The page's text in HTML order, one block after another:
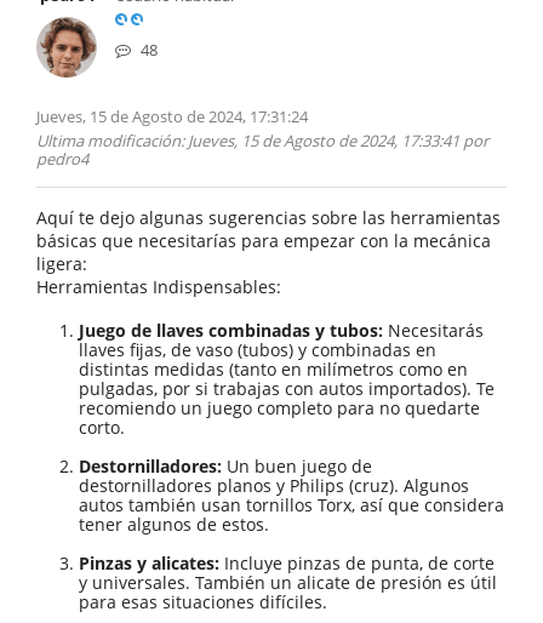
48
Jueves, 15 de Agosto de 2024, 17:31:24
Ultima modificación: Jueves, 15 de Agosto de 2024, 17:33:41 por
pedro4
Aquí te dejo algunas sugerencias sobre las herramientas
básicas que necesitarías para empezar con la mecánica
ligera:
Herramientas Indispensables:
Juego de llaves combinadas y tubos: Necesitarás
llaves fijas, de vaso (tubos) y combinadas en
distintas medidas (tanto en milímetros como en
pulgadas, por si trabajas con autos importados). Te
recomiendo un juego completo para no quedarte
corto.
Destornilladores: Un buen juego de
destornilladores planos y Philips (cruz). Algunos
autos también usan tornillos Torx, así que considera
tener algunos de estos.
Pinzas y alicates: Incluye pinzas de punta, de corte
y universales. También un alicate de presión es útil
para esas situaciones difíciles.